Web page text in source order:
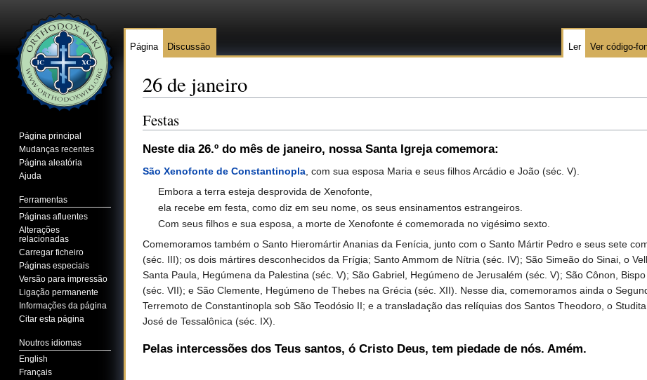
26 de janeiro
Festas
Neste dia 26.º do mês de janeiro, nossa Santa Igreja comemora:
São Xenofonte de Constantinopla , com sua esposa Maria e seus filhos Arcádio e João (séc. V).
Embora a terra esteja desprovida de Xenofonte,
ela recebe em festa, como diz em seu nome, os seus ensinamentos estrangeiros.
Com seus filhos e sua esposa, a morte de Xenofonte é comemorada no vigésimo sexto.
Comemoramos também o Santo Hieromártir Ananias da Fenícia, junto com o Santo Mártir Pedro e seus sete
(séc. III); os dois mártires desconhecidos da Frígia; Santo Ammom de Nítria (séc. IV); São Simeão do Sinai, o
Santa Paula, Hegúmena da Palestina (séc. V); São Gabriel, Hegúmeno de Jerusalém (séc. V); São Cônon,
(séc. VII); e São Clemente, Hegúmeno de Thebes na Grécia (séc. XII). Nesse dia, comemoramos ainda o
Terremoto de Constantinopla sob São Teodósio II; e a transladação das relíquias dos Santos Theodoro, o
José de Tessalônica (séc. IX).
Pelas intercessões dos Teus santos, ó Cristo Deus, tem piedade de nós. Amém.
Página Discussão Ler Ver código-
Página principal
Mudanças recentes
Página aleatória
Ajuda
Ferramentas
Páginas afluentes
Alterações
relacionadas
Carregar ficheiro
Páginas especiais
Versão para impressão
Ligação permanente
Informações da página
Citar esta página
Noutros idiomas
English
Français